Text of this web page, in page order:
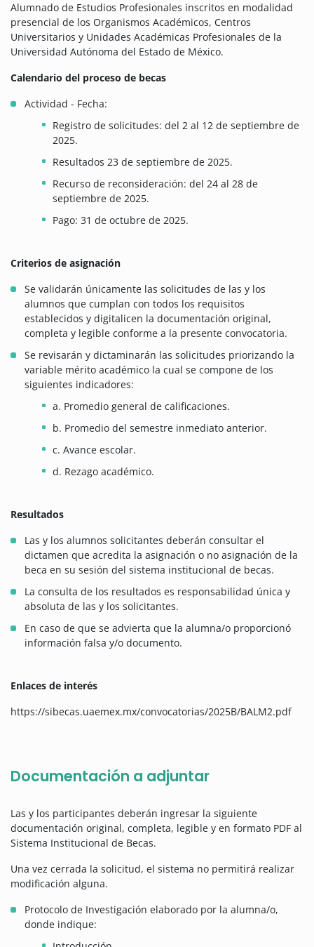
Alumnado de Estudios Profesionales inscritos en modalidad
presencial de los Organismos Académicos, Centros
Universitarios y Unidades Académicas Profesionales de la
Universidad Autónoma del Estado de México.
Calendario del proceso de becas
Actividad - Fecha:
Registro de solicitudes: del 2 al 12 de septiembre de
2025.
Resultados 23 de septiembre de 2025.
Recurso de reconsideración: del 24 al 28 de
septiembre de 2025.
Pago: 31 de octubre de 2025.
Criterios de asignación
Se validarán únicamente las solicitudes de las y los
alumnos que cumplan con todos los requisitos
establecidos y digitalicen la documentación original,
completa y legible conforme a la presente convocatoria.
Se revisarán y dictaminarán las solicitudes priorizando la
variable mérito académico la cual se compone de los
siguientes indicadores:
a. Promedio general de calificaciones.
b. Promedio del semestre inmediato anterior.
c. Avance escolar.
d. Rezago académico.
Resultados
Las y los alumnos solicitantes deberán consultar el
dictamen que acredita la asignación o no asignación de la
beca en su sesión del sistema institucional de becas.
La consulta de los resultados es responsabilidad única y
absoluta de las y los solicitantes.
En caso de que se advierta que la alumna/o proporcionó
información falsa y/o documento.
Enlaces de interés
https://sibecas.uaemex.mx/convocatorias/2025B/BALM2.pdf
Documentación a adjuntar
Las y los participantes deberán ingresar la siguiente
documentación original, completa, legible y en formato PDF al
Sistema Institucional de Becas.
Una vez cerrada la solicitud, el sistema no permitirá realizar
modificación alguna.
Protocolo de Investigación elaborado por la alumna/o,
donde indique: